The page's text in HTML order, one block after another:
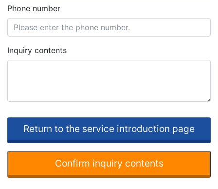
Phone number
Inquiry contents
Return to the service introduction page